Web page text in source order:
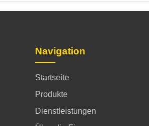
Navigation
Startseite
Produkte
Dienstleistungen